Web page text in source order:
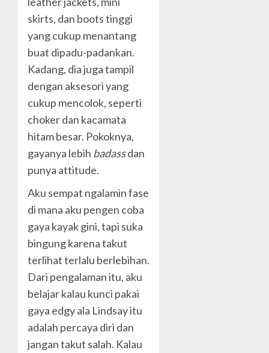
skirts, dan boots tinggi
yang cukup menantang
buat dipadu-padankan.
Kadang, dia juga tampil
dengan aksesori yang
cukup mencolok, seperti
choker dan kacamata
hitam besar. Pokoknya,
gayanya lebih badassdan
punya attitude.
Aku sempat ngalamin fase
di mana aku pengen coba
gaya kayak gini, tapi suka
bingung karena takut
terlihat terlalu berlebihan.
Dari pengalaman itu, aku
belajar kalau kunci pakai
gaya edgy ala Lindsay itu
adalah percaya diri dan
jangan takut salah. Kalau